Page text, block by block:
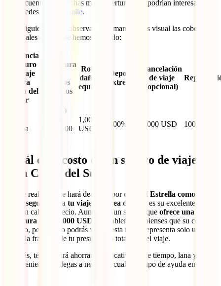
póliza cuenta con muchas más coberturas que podrían interesarte y
que puedes ver en
detalle.
En la siguiente tabla observarás de manera más visual las coberturas
principales de las que hemos hablado:
Asistencia
y seguro
de viaje
para
Corea del
Sur
Cobertura
Gastos
Médicos
Robo y
daño de
equipaje
Deportes
extremos
Cancelación
de viaje
(opcional)
Estrella
500,000
1,000,000
1,000
USD
100% 3,000 USD 100%
¿Cuál es el costo de un seguro de viaje
para Corea del Sur?
Lo que realmente te hará decidirte porel IATI Estrella como el
mejor seguro para tu viaje a Corea del Sur
es su excelente
relación calidad-precio. Aunque es un seguro que ofrece una
cobertura de 500,000 USD
, probablemente pienses que su costo es
elevado, pero como podrás ver en esta tabla, representa solo una
pequeña fracción de tu presupuesto total para el viaje.
Además, te permitirá ahorrar significativamente tiempo, lana y evitar
inconvenientes si llegas a necesitar cualquier tipo de ayuda en tu